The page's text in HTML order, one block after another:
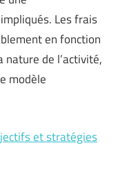
Les frais
en fonction
de l’activité,
modèle
et stratégies